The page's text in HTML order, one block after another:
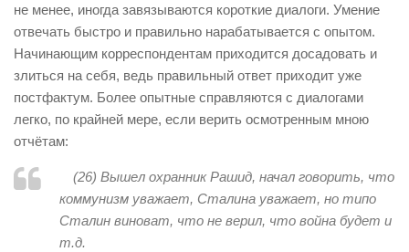
не менее, иногда завязываются короткие диалоги. Умение
отвечать быстро и правильно нарабатывается с опытом.
Начинающим корреспондентам приходится досадовать и
злиться на себя, ведь правильный ответ приходит уже
постфактум. Более опытные справляются с диалогами
легко, по крайней мере, если верить осмотренным мною
отчётам:
(26) Вышел охранник Рашид, начал говорить, что
коммунизм уважает, Сталина уважает, но типо
Сталин виноват, что не верил, что война будет и
т.д.